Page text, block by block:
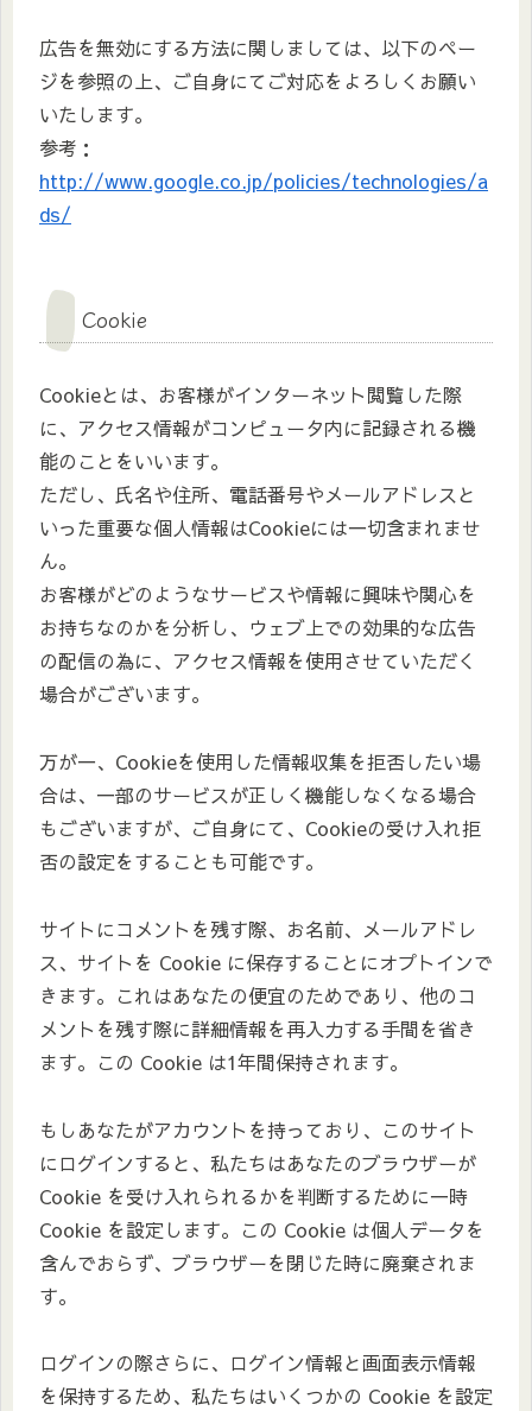
広告を無効にする方法に関しましては、以下のペー
ジを参照の上、ご自身にてご対応をよろしくお願い
いたします。
参考：
http://www.google.co.jp/policies/technologies/a
ds/
Cookie
Cookieとは、お客様がインターネット閲覧した際
に、アクセス情報がコンピュータ内に記録される機
能のことをいいます。
ただし、氏名や住所、電話番号やメールアドレスと
いった重要な個人情報はCookieには一切含まれませ
ん。
お客様がどのようなサービスや情報に興味や関心を
お持ちなのかを分析し、ウェブ上での効果的な広告
の配信の為に、アクセス情報を使用させていただく
場合がございます。
万が一、Cookieを使用した情報収集を拒否したい場
合は、一部のサービスが正しく機能しなくなる場合
もございますが、ご自身にて、Cookieの受け入れ拒
否の設定をすることも可能です。
サイトにコメントを残す際、お名前、メールアドレ
ス、サイトを Cookie に保存することにオプトインで
きます。これはあなたの便宜のためであり、他のコ
メントを残す際に詳細情報を再入力する手間を省き
ます。この Cookie は1年間保持されます。
もしあなたがアカウントを持っており、このサイト
にログインすると、私たちはあなたのブラウザーが
Cookie を受け入れられるかを判断するために一時
Cookie を設定します。この Cookie は個人データを
含んでおらず、ブラウザーを閉じた時に廃棄されま
す。
ログインの際さらに、ログイン情報と画面表示情報
を保持するため、私たちはいくつかの Cookie を設定